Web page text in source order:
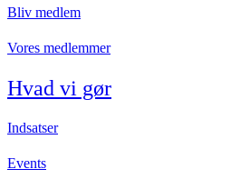
Bliv medlem
Vores medlemmer
Hvad vi gør
Indsatser
Events